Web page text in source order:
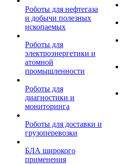
Роботы для нефтегаза
и добычи полезных
ископаемых
Роботы для
электроэнергетики и
атомной
промышленности
Роботы для
диагностики и
мониторинга
Роботы для доставки и
грузоперевозки
БЛА широкого
применения